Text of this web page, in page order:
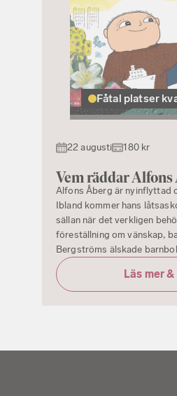
Fåtal platser
22 augusti 180 kr
Vem räddar Alfons
Alfons Åberg är nyinflyttad
Ibland kommer hans
sällan när det verkligen
föreställning om vänskap,
Bergströms älskade
Läs mer